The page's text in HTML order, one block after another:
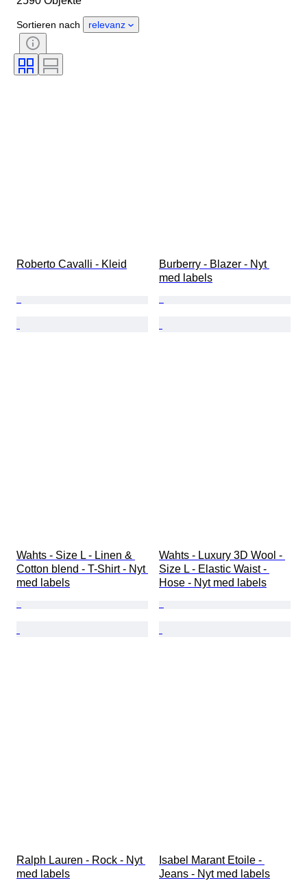
Periode
Farbe
Größe
Angegebene Größe
Muster
Sortieren nach relevanz
Roberto Cavalli - Kleid
Burberry - Blazer - Nyt
med labels
Wahts - Size L - Linen &
Cotton blend - T-Shirt - Nyt
med labels
Wahts - Luxury 3D Wool -
Size L - Elastic Waist -
Hose - Nyt med labels
Ralph Lauren - Rock - Nyt
med labels
Isabel Marant Etoile -
Jeans - Nyt med labels